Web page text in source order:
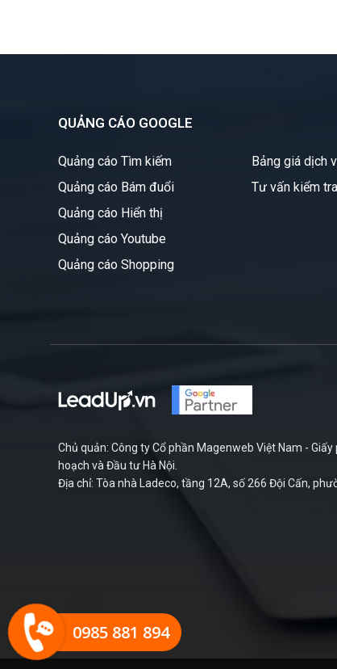
QUẢNG CÁO GOOGLE
Quảng cáo Tìm kiếm
Quảng cáo Bám đuổi
Quảng cáo Hiển thị
Quảng cáo Youtube
Quảng cáo Shopping
Bảng giá dịch
Tư vấn kiểm
Chủ quản: Công ty Cổ phần Magenweb Việt Nam -
hoạch và Đầu tư Hà Nội.
Địa chỉ: Tòa nhà Ladeco, tầng 12A, số 266 Đội Cấn,
0985 881 894